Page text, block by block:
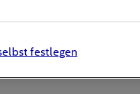
festlegen